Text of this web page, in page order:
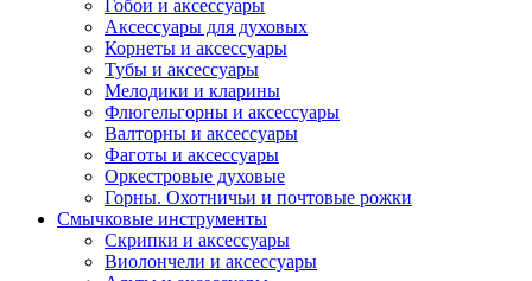
Гобои и аксессуары
Аксессуары для духовых
Корнеты и аксессуары
Тубы и аксессуары
Мелодики и кларины
Флюгельгорны и аксессуары
Валторны и аксессуары
Фаготы и аксессуары
Оркестровые духовые
Горны. Охотничьи и почтовые рожки
Смычковые инструменты
Скрипки и аксессуары
Виолончели и аксессуары